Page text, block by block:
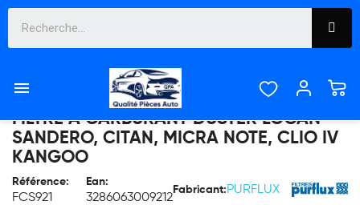

FILTRE À CARBURANT DUSTER LOGAN
SANDERO, CITAN, MICRA NOTE, CLIO IV
KANGOO
Référence:
FCS921
Ean:
3286063009212
Fabricant: PURFLUX